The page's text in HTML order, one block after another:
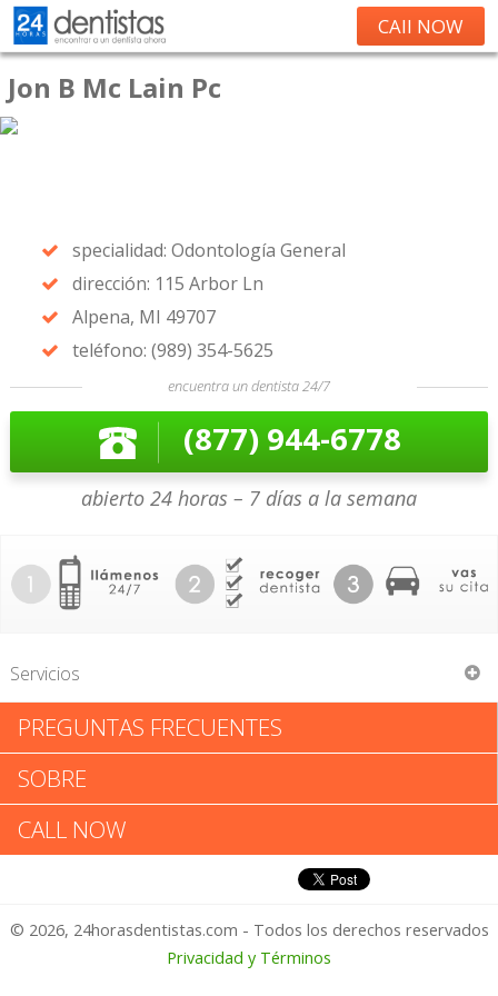
CAll NOW
Jon B Mc Lain Pc
specialidad: Odontología General
dirección: 115 Arbor Ln
Alpena, MI 49707
teléfono: (989) 354-5625
encuentra un dentista 24/7
(877) 944-6778
abierto 24 horas – 7 días a la semana
Servicios
Jon B Mc Lain Pc
Jon B Mc Lain Pc: Califica tu
Experiencia
1 – No Feliz
PREGUNTAS FRECUENTES
SOBRE
CALL NOW
© 2026, 24horasdentistas.com - Todos los derechos reservados
Privacidad y Términos